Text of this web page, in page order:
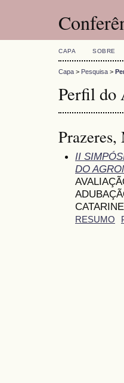
CAPA SOBRE
Capa > Pesquisa >
Perfil do
II
DO
RESUMO